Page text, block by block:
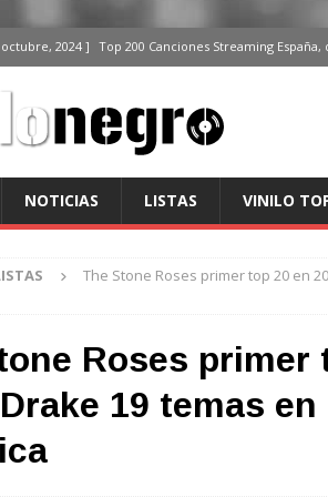
2024 ] Top 200 Canciones Streaming
octubre, 2024 ] Top 100 Artistas Españoles
octubre, 2024 ] Top 100 Artistas Internacionales
octubre, 2024 ] Top 200 Canciones España, del 30 de
NOTICIAS LISTAS VINILO
The Stone Roses primer top 20 en
Roses primer
19 temas